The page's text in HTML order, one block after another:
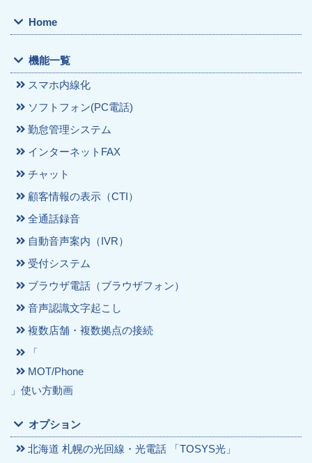
Home
機能一覧
スマホ内線化
ソフトフォン(PC電話)
勤怠管理システム
インターネットFAX
チャット
顧客情報の表示（CTI）
全通話録音
自動音声案内（IVR）
受付システム
ブラウザ電話（ブラウザフォン）
音声認識文字起こし
複数店舗・複数拠点の接続
「
MOT/Phone
」使い方動画
オプション
北海道 札幌の光回線・光電話 「TOSYS光」